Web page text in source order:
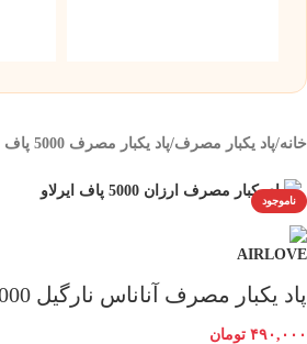
خانه/پاد یکبار مصرف/پاد یکبار مصرف 5000 پاف
ناموجود
پاد یکبار مصرف آناناس نارگیل 5000 پاف ایرلاو
۴۹۰,۰۰۰ تومان